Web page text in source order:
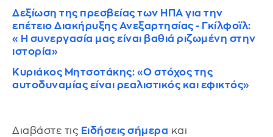
Δεξίωση της πρεσβείας των ΗΠΑ για την
επέτειο Διακήρυξης Ανεξαρτησίας - Γκίλφοϊλ:
«Η συνεργασία μας είναι βαθιά ριζωμένη στην
ιστορία»
Κυριάκος Μητσοτάκης: «Ο στόχος της
αυτοδυναμίας είναι ρεαλιστικός και εφικτός»
Διαβάστε τις Ειδήσεις σήμερα και